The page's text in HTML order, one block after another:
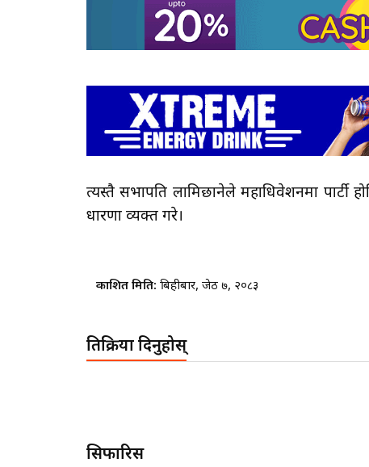
त्यस्तै सभापति लामिछानेले महाधिवेशनमा पार्टी
धारणा व्यक्त गरे।
प्रकाशित मिति: बिहीबार, जेठ ७, २०८३
प्रतिक्रिया दिनुहोस्
सिफारिस